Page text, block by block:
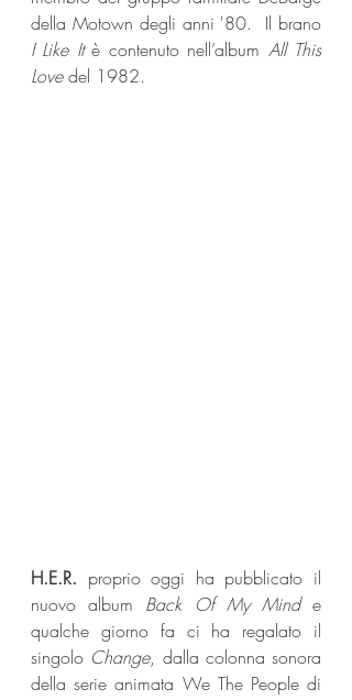
I Like It è contenuto nell’album All This
Love del 1982.
H.E.R. proprio oggi ha pubblicato il
nuovo album Back Of My Mind e
qualche giorno fa ci ha regalato il
singolo Change, dalla colonna sonora
della serie animata We The People di